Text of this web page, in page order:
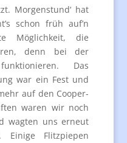
Morgenstund‘ hat
schon früh auf’n
Möglichkeit, die
denn bei der
Das
war ein Fest und
auf den Cooper-
waren wir noch
wagten uns erneut
Einige Flitzpiepen